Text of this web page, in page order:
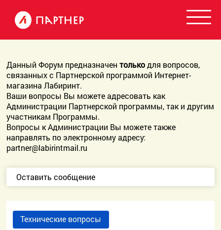
Данный Форум предназначентолькодля вопросов,
связанных с Партнерской программой Интернет-
магазина Лабиринт.
Ваши вопросы Вы можете адресовать как
Администрации Партнерской программы, так и другим
участникам Программы.
Вопросы к Администрации Вы можете также
направлять по электронному адресу:
partner@labirintmail.ru
Оставить сообщение
Технические вопросы